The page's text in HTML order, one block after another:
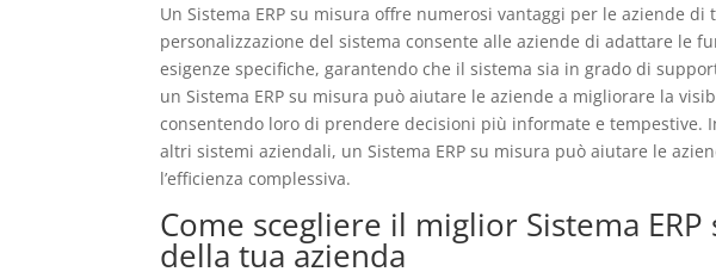
Un Sistema ERP su misura offre numerosi vantaggi per le aziende
personalizzazione del sistema consente alle aziende di adattare le
esigenze specifiche, garantendo che il sistema sia in grado di
un Sistema ERP su misura può aiutare le aziende a migliorare la
consentendo loro di prendere decisioni più informate e tempestive.
altri sistemi aziendali, un Sistema ERP su misura può aiutare le
l’efficienza complessiva.
Come scegliere il miglior Sistema
della tua azienda